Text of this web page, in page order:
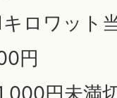
ロワット
円